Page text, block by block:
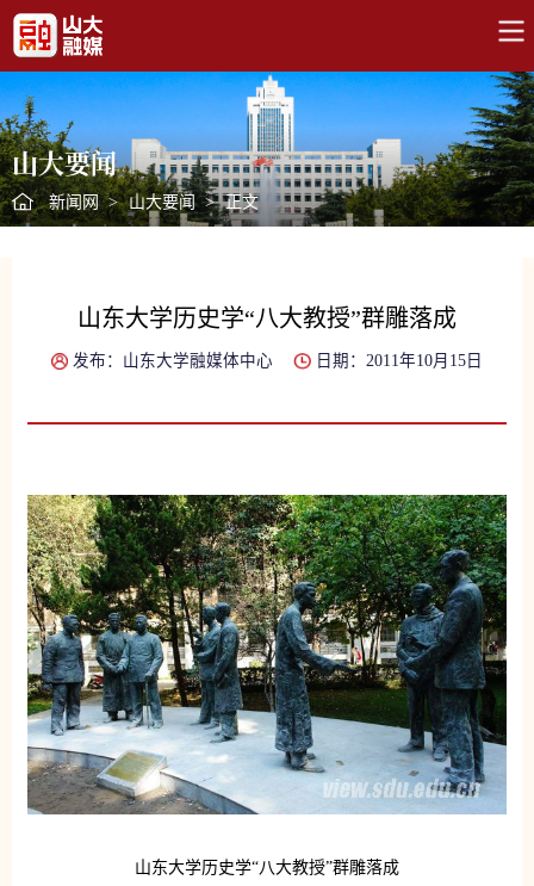
山大要闻
新闻网 > 山大要闻 > 正文
山东大学历史学“八大教授”群雕落成
发布：山东大学融媒体中心 日期：2011年10月15日
山东大学历史学“八大教授”群雕落成